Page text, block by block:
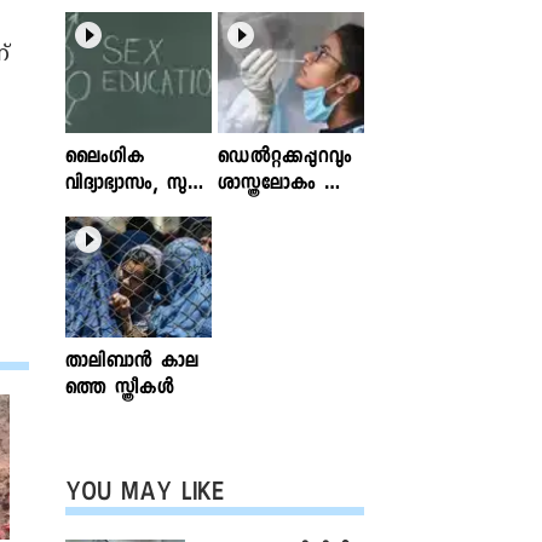
ലൈംഗിക
വിദ്യാഭ്യാസം, സുര
ക്ഷിതവും അ
ല്ലാത്തതുമായ സ്പ
ര്‍ശനങ്ങള്‍; ഇ
ന്‍ഫോക്ലിനിക്ക്
ലേഖനം
വായിക്കാം
ഡെൽറ്റക്കപ്പുറവും
ശാസ്ത്രലോകം ശ്ര
താലിബാന്‍ കാല
ത്തെ സ്ത്രീകള്‍
YOU MAY LIKE